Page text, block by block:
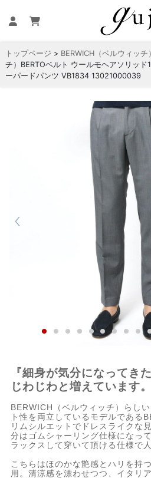
トップページ > BERWICH（ベルウィッチ）
チ）BERTOベルト ウールモヘアソリッ
ーパードパンツ VB1834 13021000039
『細身が気分になってき
じわじわと増えています。
BERWICH（ベルウィッチ）らし
ト性を両立しているモデルである
リムシルエットでドレスライクな
分はゴムシャーリング仕様になっ
ラックスして穿いて頂ける仕様で
こちらはほのかな艶感とハリを持
用。清涼感を漂わせつつ、イタリ